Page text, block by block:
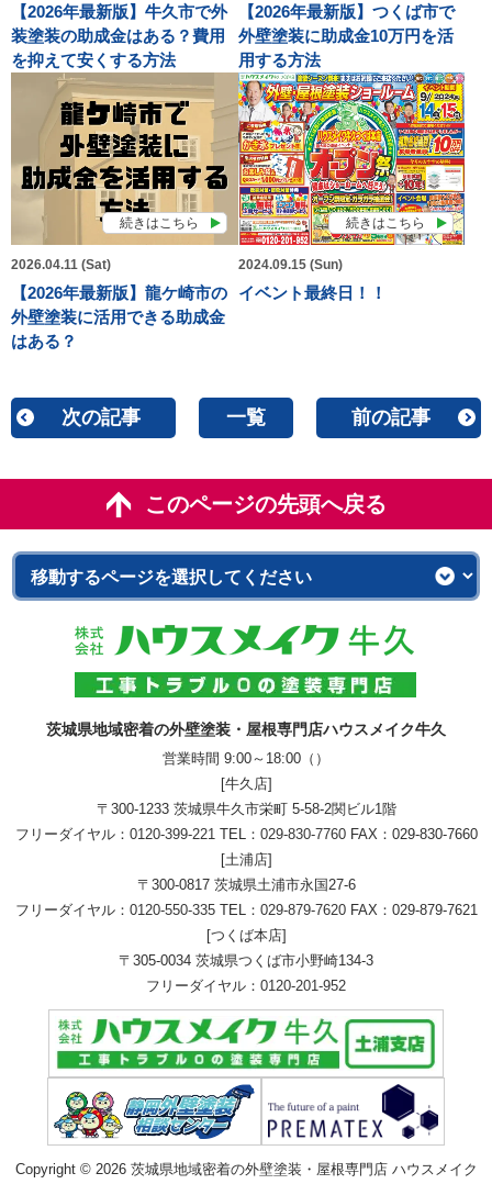
【2026年最新版】牛久市で外
装塗装の助成金はある？費用
を抑えて安くする方法
【2026年最新版】つくば市で
外壁塗装に助成金10万円を活
用する方法
続きはこちら
2026.04.11 (Sat)
【2026年最新版】龍ケ崎市の
外壁塗装に活用できる助成金
はある？
続きはこちら
2024.09.15 (Sun)
イベント最終日！！
次の記事 一覧 前の記事
このページの先頭へ戻る
茨城県地域密着の外壁塗装・屋根専門店ハウスメイク牛久
営業時間 9:00～18:00（）
[牛久店]
〒300-1233 茨城県牛久市栄町 5-58-2関ビル1階
フリーダイヤル： 0120-399-221 TEL： 029-830-7760FAX：029-830-7660
[土浦店]
〒300-0817 茨城県土浦市永国27-6
フリーダイヤル： 0120-550-335TEL： 029-879-7620FAX：029-879-7621
[つくば本店]
〒305-0034 茨城県つくば市小野崎134-3
フリーダイヤル： 0120-201-952
Copyright © 2026 茨城県地域密着の外壁塗装・屋根専門店 ハウスメイク